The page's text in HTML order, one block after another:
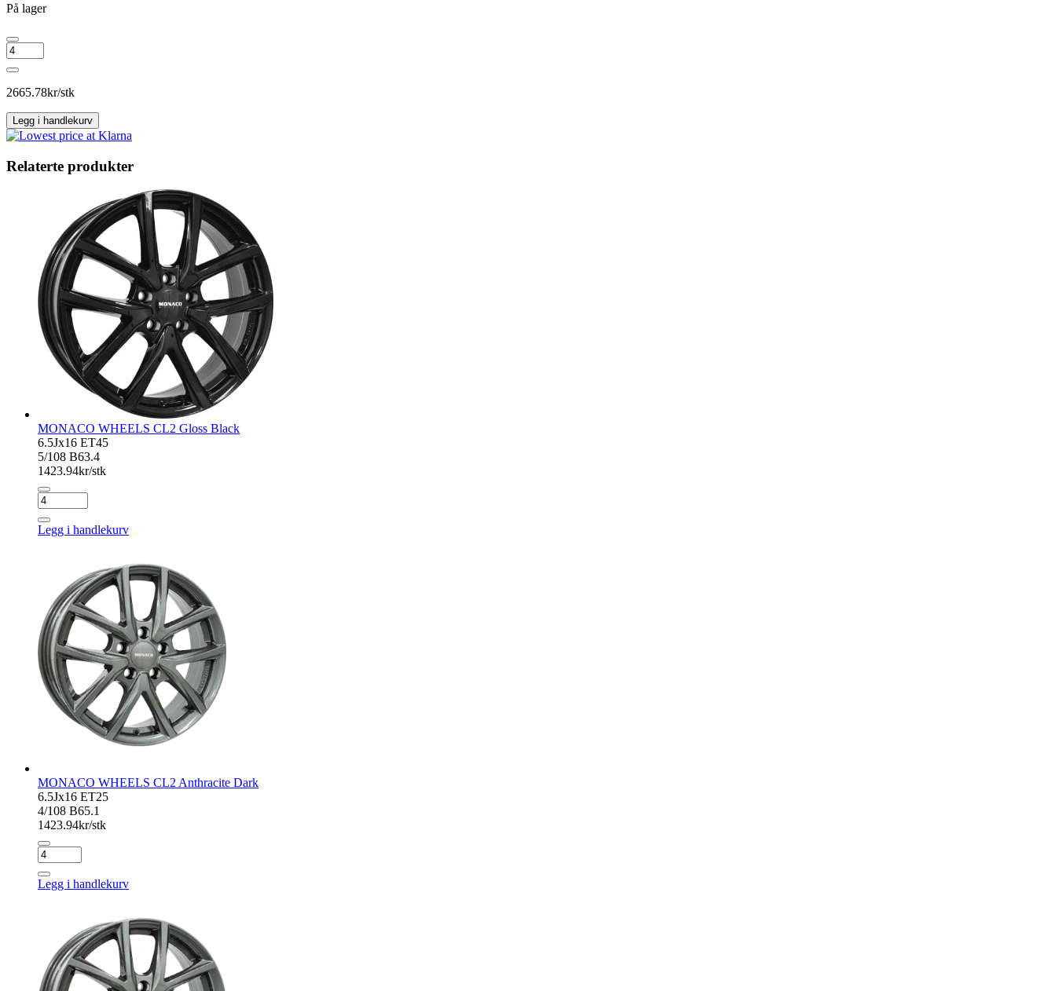
På lager
MONACO
WHEELS
GPX
Black
antall
2665.78kr/stk
Legg i handlekurv
Relaterte produkter
MONACO WHEELS CL2 Gloss Black
6.5Jx16 ET45
5/108 B63.4
1423.94kr/stk
MONACO
WHEELS
CL2
Gloss
Legg i handlekurv
MONACO WHEELS CL2 Anthracite Dark
6.5Jx16 ET25
4/108 B65.1
1423.94kr/stk
MONACO
WHEELS
CL2
Anthracite
Legg i handlekurv